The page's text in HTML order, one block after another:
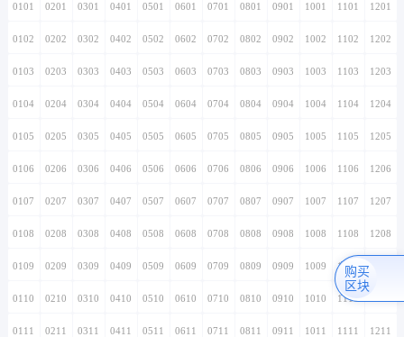
0101 0201 0301 0401 0501 0601 0701 0801 0901 1001 1101 1201
0102 0202 0302 0402 0502 0602 0702 0802 0902 1002 1102 1202
0103 0203 0303 0403 0503 0603 0703 0803 0903 1003 1103 1203
0104 0204 0304 0404 0504 0604 0704 0804 0904 1004 1104 1204
0105 0205 0305 0405 0505 0605 0705 0805 0905 1005 1105 1205
0106 0206 0306 0406 0506 0606 0706 0806 0906 1006 1106 1206
0107 0207 0307 0407 0507 0607 0707 0807 0907 1007 1107 1207
0108 0208 0308 0408 0508 0608 0708 0808 0908 1008 1108 1208
0109 0209 0309 0409 0509 0609 0709 0809 0909 1009 1109
0110 0210 0310 0410 0510 0610 0710 0810 0910 1010 1110
0111 0211 0311 0411 0511 0611 0711 0811 0911 1011 1111 1211
购买
区块